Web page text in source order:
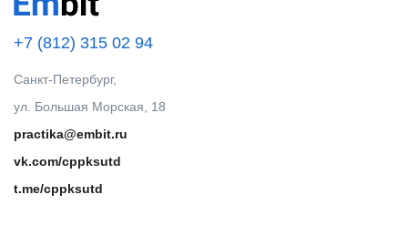
+7 (812) 315 02 94
Санкт-Петербург,
ул. Большая Морская, 18
practika@embit.ru
vk.com/cppksutd
t.me/cppksutd